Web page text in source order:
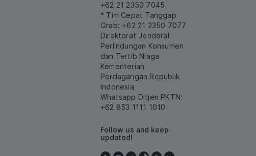
+62 21 2350 7045
* Tim Cepat Tanggap
Grab: +62 21 2350 7077
Direktorat Jenderal
Perlindungan Konsumen
dan Tertib Niaga
Kementerian
Perdagangan Republik
Indonesia
Whatsapp Ditjen PKTN:
+62 853 1111 1010
Follow us and keep
updated!